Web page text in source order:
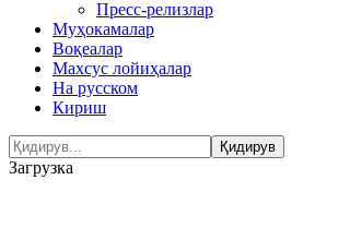
Пресс-релизлар
Муҳокамалар
Воқеалар
Махсус лойиҳалар
На русском
Кириш
Загрузка